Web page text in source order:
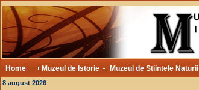
Home Muzeul de Istorie Muzeul de Stiintele Naturii
8 august 2026